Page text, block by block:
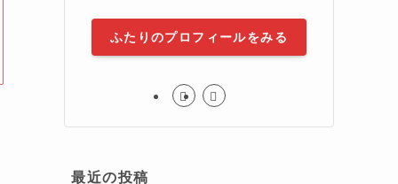
ふたりのプロフィールをみる
最近の投稿